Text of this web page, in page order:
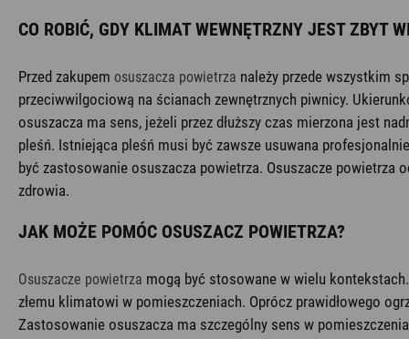
CO ROBIĆ, GDY KLIMAT WEWNĘTRZNY JEST ZBYT
Przed zakupem osuszacza powietrza należy przede wszystkim
przeciwwilgociową na ścianach zewnętrznych piwnicy.
osuszacza ma sens, jeżeli przez dłuższy czas mierzona jest
pleśń. Istniejąca pleśń musi być zawsze usuwana
być zastosowanie osuszacza powietrza. Osuszacze
zdrowia.
JAK MOŻE POMÓC OSUSZACZ POWIETRZA?
Osuszacze powietrza mogą być stosowane w wielu
złemu klimatowi w pomieszczeniach. Oprócz prawidłowego
Zastosowanie osuszacza ma szczególny sens w